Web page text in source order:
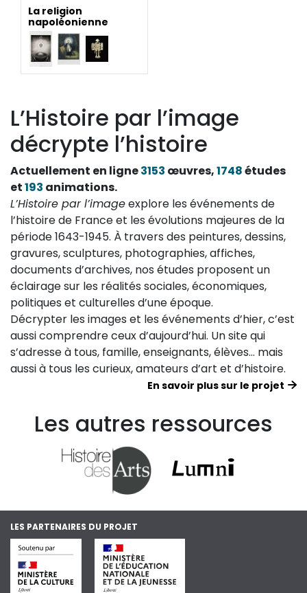
La religion
napoléonienne
L’Histoire par l’image
décrypte l’histoire
Actuellement en ligne3153 œuvres,1748études
et193 animations.
L’Histoire par l’imageexplore les événements de
l’histoire de France et les évolutions majeures de la
période 1643-1945. À travers des peintures, dessins,
gravures, sculptures, photographies, affiches,
documents d’archives, nos études proposent un
éclairage sur les réalités sociales, économiques,
politiques et culturelles d’une époque.
Décrypter les images et les événements d’hier, c’est
aussi comprendre ceux d’aujourd’hui. Un site qui
s’adresse à tous, famille, enseignants, élèves… mais
aussi à tous les curieux, amateurs d’art et d’histoire.
En savoir plus sur le projet
Les autres ressources
LES PARTENAIRES DU PROJET